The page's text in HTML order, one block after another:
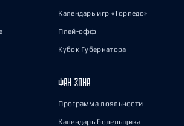
Календарь игр «Торпедо»
Плей-офф
Кубок Губернатора
ФАН-ЗОНА
Программа лояльности
Календарь болельщика